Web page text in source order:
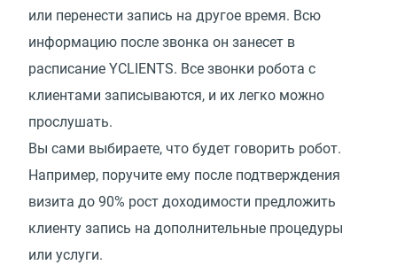
или перенести запись на другое время. Всю
информацию после звонка он занесет в
расписание YCLIENTS. Все звонки робота с
клиентами записываются, и их легко можно
прослушать.
Вы сами выбираете, что будет говорить робот.
Например, поручите ему после подтверждения
визита до 90% рост доходимости предложить
клиенту запись на дополнительные процедуры
или услуги.